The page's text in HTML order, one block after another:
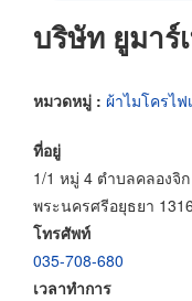
บริษัท ยูมาร์
หมวดหมู่ : ผ้าไมโครไฟ
ที่อยู่
1/1 หมู่ 4 ตำบลคลองจิ
พระนครศรีอยุธยา
โทรศัพท์
035-708-680
เวลาทำการ